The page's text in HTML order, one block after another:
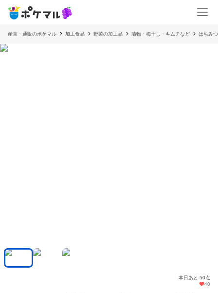
産直・通販のポケマル 加工食品 野菜の加工品 漬物・梅干し・キムチなど はちみ
本日あと 50点
40